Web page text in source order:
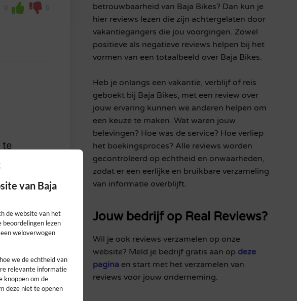
0 0
te
0
betrouwbaarheid van Baja Bikes? Dan kun je
hier reviews lezen die zijn achtergelaten door
vakantiegangers die jou voorgingen. Zowel
positieve als negatieve reviews helpen bij het
vormen van een totaalbeeld over Baja Bikes.
Heb je onlangs een vakantie, verblijf of reis
geboekt bij Baja Bikes, met een review over
jouw ervaring kunnen we anderen helpen om
een keuze te maken. Wat waren jouw
belevingen? Hoe was de service? Hoe verliep
het boekingsproces? Alle reviews worden
gecontroleerd op echtheid en onwaarheden,
zodat er een eerlijke en bruikbare verzameling
van informatie overblijft.
Jouw bedrijf op Real Reviews?
Wil je ook reviews verzamelen op onze
website? Meld je bedrijf gratis aan op deze
paginaen start met het verzamelen van
reviews voor jouw onderneming.
van Baja
de website van het
beoordelingen lezen
weloverwogen
we de echtheid van
relevante informatie
knoppen om de
deze niet te openen